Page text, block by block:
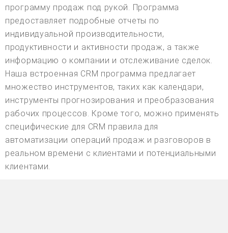
программу продаж под рукой. Программа
предоставляет подробные отчеты по
индивидуальной производительности,
продуктивности и активности продаж, а также
информацию о компании и отслеживание сделок.
Наша встроенная CRM программа предлагает
множество инструментов, таких как календари,
инструменты прогнозирования и преобразования
рабочих процессов. Кроме того, можно применять
специфические для CRM правила для
автоматизации операций продаж и разговоров в
реальном времени с клиентами и потенциальными
клиентами.